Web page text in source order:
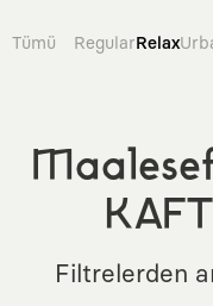
Tümü RegularRelax
Filtrelerden